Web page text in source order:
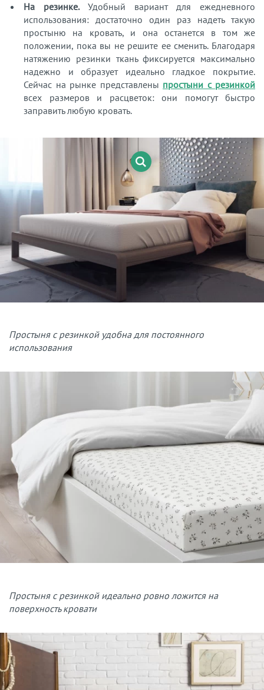
На резинке.Удобный вариант для ежедневного
использования: достаточно один раз надеть такую
простыню на кровать, и она останется в том же
положении, пока вы не решите ее сменить. Благодаря
натяжению резинки ткань фиксируется максимально
надежно и образует идеально гладкое покрытие.
Сейчас на рынке представлены простыни с резинкой
всех размеров и расцветок: они помогут быстро
заправить любую кровать.
Простыня с резинкой удобна для постоянного
использования
Простыня с резинкой идеально ровно ложится на
поверхность кровати